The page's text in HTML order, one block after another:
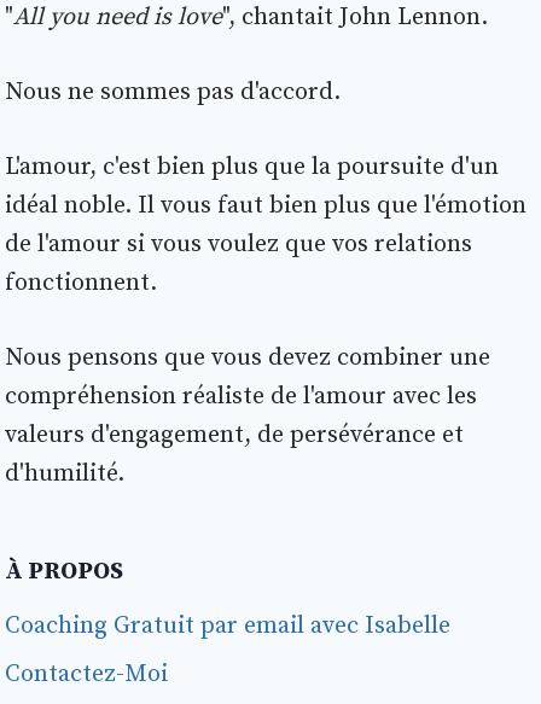
"All you need is love", chantait John Lennon.
Nous ne sommes pas d'accord.
L'amour, c'est bien plus que la poursuite d'un
idéal noble. Il vous faut bien plus que l'émotion
de l'amour si vous voulez que vos relations
fonctionnent.
Nous pensons que vous devez combiner une
compréhension réaliste de l'amour avec les
valeurs d'engagement, de persévérance et
d'humilité.
À PROPOS
Coaching Gratuit par email avec Isabelle
Contactez-Moi